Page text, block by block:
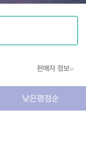
판매자 정보
낮은평점순